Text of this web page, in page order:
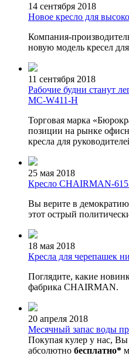
14 сентября 2018
Новое кресло для
Компания-
новую модель кресел
11 сентября 2018
Рабочие будни станут
MC-W411-H
Торговая марка
позиции на рынке
кресла для
25 мая 2018
Кресло CHAIRMAN-
Вы верите в
этот острый
18 мая 2018
Кресла для черепашек
Поглядите, какие
фабрика CHAIRMAN.
20 апреля 2018
Месячный запас воды
Покупая кулер у нас, Вы
абсолютно бесплатно*